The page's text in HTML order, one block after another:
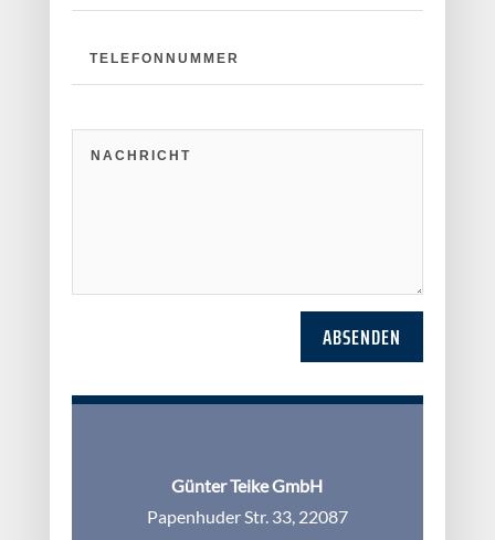
ABSENDEN
Günter Teike GmbH
Papenhuder Str. 33, 22087